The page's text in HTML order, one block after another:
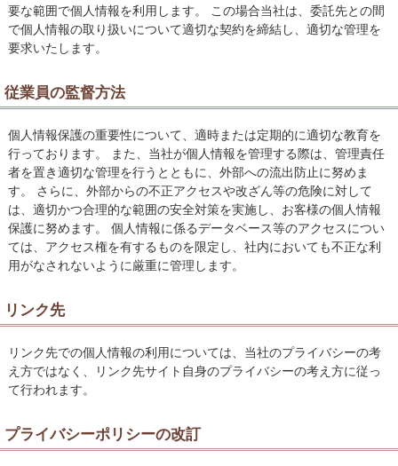
要な範囲で個人情報を利用します。 この場合当社は、委託先との間
で個人情報の取り扱いについて適切な契約を締結し、適切な管理を
要求いたします。
従業員の監督方法
個人情報保護の重要性について、適時または定期的に適切な教育を
行っております。 また、当社が個人情報を管理する際は、管理責任
者を置き適切な管理を行うとともに、外部への流出防止に努めま
す。 さらに、外部からの不正アクセスや改ざん等の危険に対して
は、適切かつ合理的な範囲の安全対策を実施し、お客様の個人情報
保護に努めます。 個人情報に係るデータベース等のアクセスについ
ては、アクセス権を有するものを限定し、社内においても不正な利
用がなされないように厳重に管理します。
リンク先
リンク先での個人情報の利用については、当社のプライバシーの考
え方ではなく、リンク先サイト自身のプライバシーの考え方に従っ
て行われます。
プライバシーポリシーの改訂